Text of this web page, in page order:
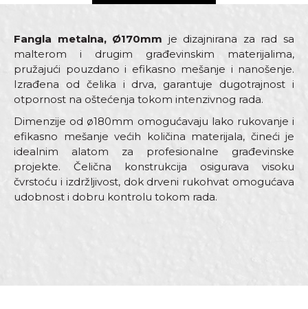
Fangla metalna, Ø170mm je dizajnirana za rad sa
malterom i drugim građevinskim materijalima,
pružajući pouzdano i efikasno mešanje i nanošenje.
Izrađena od čelika i drva, garantuje dugotrajnost i
otpornost na oštećenja tokom intenzivnog rada.
Dimenzije od ø180mm omogućavaju lako rukovanje i
efikasno mešanje većih količina materijala, čineći je
idealnim alatom za profesionalne građevinske
projekte. Čelična konstrukcija osigurava visoku
čvrstoću i izdržljivost, dok drveni rukohvat omogućava
udobnost i dobru kontrolu tokom rada.
Kategorija
Mistrije